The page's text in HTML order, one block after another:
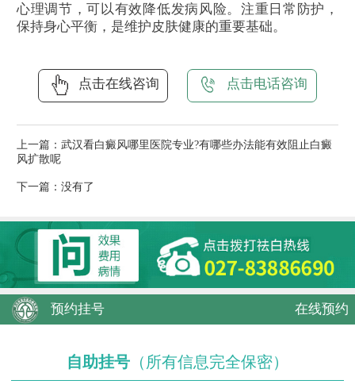
心理调节，可以有效降低发病风险。注重日常防护，
保持身心平衡，是维护皮肤健康的重要基础。
点击在线咨询 点击电话咨询
上一篇： 武汉看白癜风哪里医院专业?有哪些办法能有效阻止白癜
风扩散呢
下一篇：没有了
预约挂号 在线预约
自助挂号 （所有信息完全保密）